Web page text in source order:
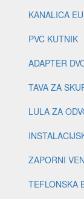
KANALICA
PVC KUTNIK
ADAPTER
TAVA ZA
LULA ZA
ZAPORNI
TEFLONSKA